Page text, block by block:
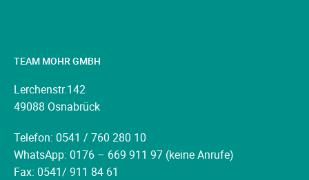
TEAM MOHR GMBH
Lerchenstr.142
49088 Osnabrück
Telefon: 0541 / 760 280 10
WhatsApp: 0176 – 669 911 97 (keine Anrufe)
Fax: 0541/ 911 84 61